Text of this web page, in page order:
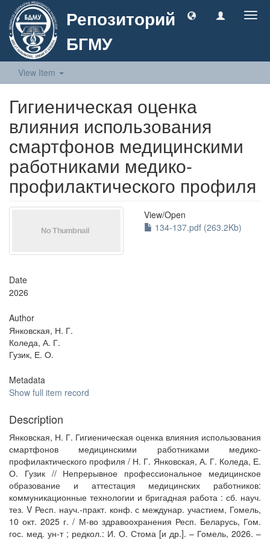
Репозиторий
БГМУ
View Item
Гигиеническая оценка
влияния использования
смартфонов медицинскими
работниками медико-
профилактического профиля
View/Open
134-137.pdf (263.2Kb)
Date
2026
Author
Янковская, Н. Г.
Коледа, А. Г.
Гузик, Е. О.
Metadata
Show full item record
Description
Янковская, Н. Г. Гигиеническая оценка влияния использования
смартфонов медицинскими работниками медико-
профилактического профиля / Н. Г. Янковская, А. Г. Коледа, Е.
О. Гузик // Непрерывное профессиональное медицинское
образование и аттестация медицинских работников:
коммуникационные технологии и бригадная работа : сб. науч.
тез. V Респ. науч.-практ. конф. с междунар. участием, Гомель,
10 окт. 2025 г. / М-во здравоохранения Респ. Беларусь, Гом.
гос. мед. ун-т ; редкол.: И. О. Стома [и др.]. – Гомель, 2026. –